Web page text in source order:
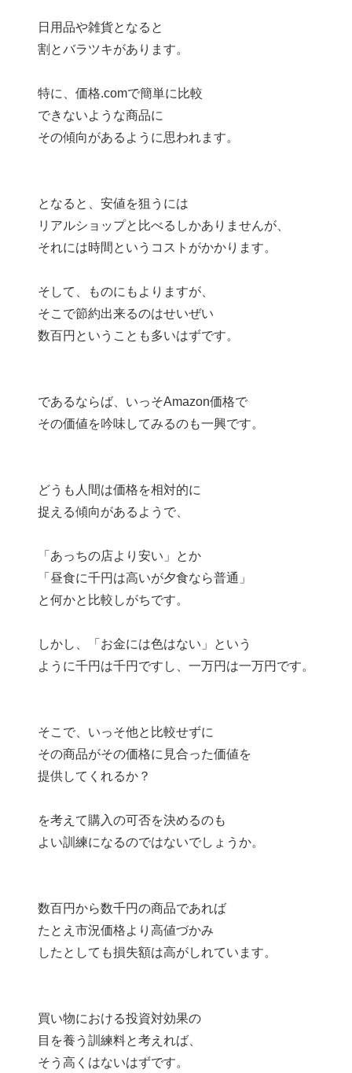
日用品や雑貨となると
割とバラツキがあります。
特に、価格.comで簡単に比較
できないような商品に
その傾向があるように思われます。
となると、安値を狙うには
リアルショップと比べるしかありませんが、
それには時間というコストがかかります。
そして、ものにもよりますが、
そこで節約出来るのはせいぜい
数百円ということも多いはずです。
であるならば、いっそAmazon価格で
その価値を吟味してみるのも一興です。
どうも人間は価格を相対的に
捉える傾向があるようで、
「あっちの店より安い」とか
「昼食に千円は高いが夕食なら普通」
と何かと比較しがちです。
しかし、「お金には色はない」という
ように千円は千円ですし、一万円は一万円です。
そこで、いっそ他と比較せずに
その商品がその価格に見合った価値を
提供してくれるか？
を考えて購入の可否を決めるのも
よい訓練になるのではないでしょうか。
数百円から数千円の商品であれば
たとえ市況価格より高値づかみ
したとしても損失額は高がしれています。
買い物における投資対効果の
目を養う訓練料と考えれば、
そう高くはないはずです。